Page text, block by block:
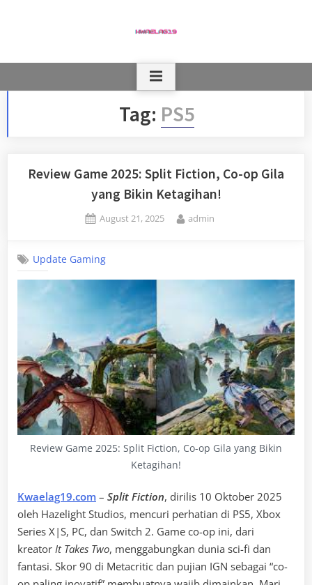
Tag: PS5
Review Game 2025: Split Fiction, Co-op Gila
yang Bikin Ketagihan!
Posted
August 21, 2025 By
admin
Update Gaming
Review Game 2025: Split Fiction, Co-op Gila yang Bikin
Ketagihan!
Kwaelag19.com – Split Fiction, dirilis 10 Oktober 2025
oleh Hazelight Studios, mencuri perhatian di PS5, Xbox
Series X|S, PC, dan Switch 2. Game co-op ini, dari
kreator It Takes Two, menggabungkan dunia sci-fi dan
fantasi. Skor 90 di Metacritic dan pujian IGN sebagai “co-